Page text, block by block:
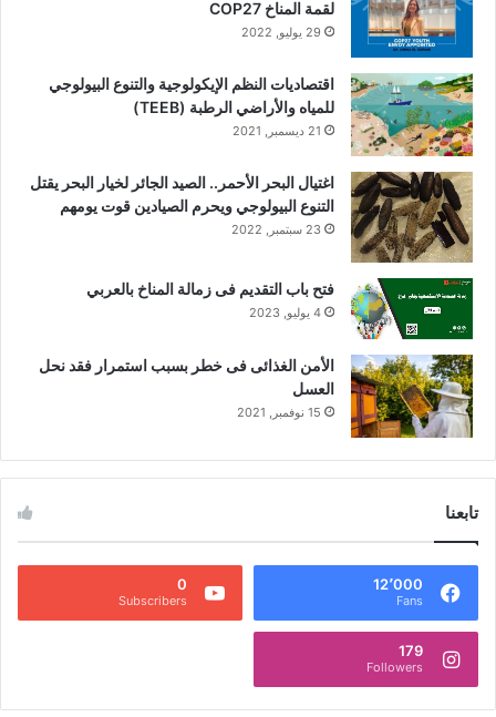
ر
م
خ
C
O
P
لقمة المناخ COP27
29 يوليو, 2022
اقتصاديات النظم الإيكولوجية والتنوع البيولوجي
للمياه والأراضي الرطبة (TEEB)
21 ديسمبر, 2021
اغتيال البحر الأحمر.. الصيد الجائر لخيار البحر يقتل
التنوع البيولوجي ويحرم الصيادين قوت يومهم
23 سبتمبر, 2022
فتح باب التقديم فى زمالة المناخ بالعربي
4 يوليو, 2023
الأمن الغذائى فى خطر بسبب استمرار فقد نحل
العسل
15 نوفمبر, 2021
تابعنا
12٬000
Fans
0
Subscribers
179
Followers